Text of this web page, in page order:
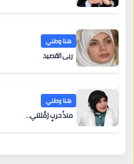
هنا وطني
ربى القصيد
هنا وطني
منذُ حربٍ رَمَّلتني…